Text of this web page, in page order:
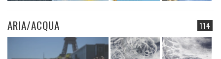
114
ARIA/ACQUA